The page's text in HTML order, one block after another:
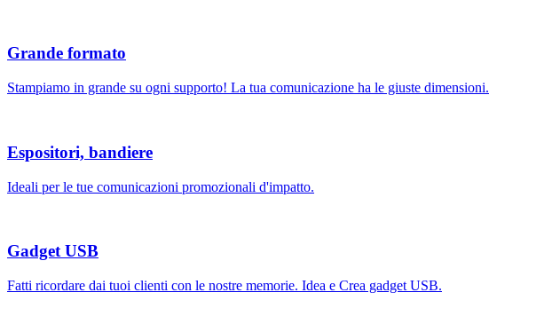
Grande formato
Stampiamo in grande su ogni supporto! La tua comunicazione ha le giuste dimensioni.
Espositori, bandiere
Ideali per le tue comunicazioni promozionali d'impatto.
Gadget USB
Fatti ricordare dai tuoi clienti con le nostre memorie. Idea e Crea gadget USB.